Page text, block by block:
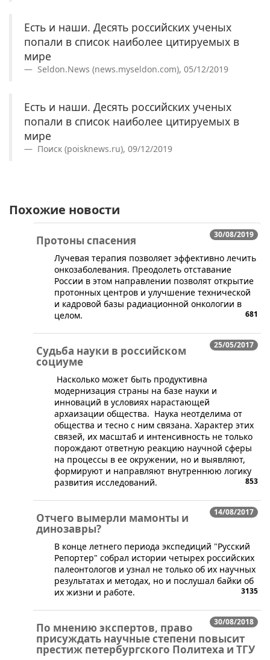
Есть и наши. Десять российских ученых
попали в список наиболее цитируемых в
мире
Seldon.News (news.myseldon.com), 05/12/2019
Есть и наши. Десять российских ученых
попали в список наиболее цитируемых в
мире
Поиск (poisknews.ru), 09/12/2019
Похожие новости
30/08/2019
Протоны спасения
​Лучевая терапия позволяет эффективно лечить
онкозаболевания. Преодолеть отставание
России в этом направлении позволят открытие
протонных центров и улучшение технической
и кадровой базы радиационной онкологии в
целом.
681
25/05/2017
Судьба науки в российском
социуме
Насколько может быть продуктивна
модернизация страны на базе науки и
инноваций в условиях нарастающей
архаизации общества. Наука неотделима от
общества и тесно с ним связана. Характер этих
связей, их масштаб и интенсивность не только
порождают ответную реакцию научной сферы
на процессы в ее окружении, но и выявляют,
формируют и направляют внутреннюю логику
развития исследований.
853
14/08/2017
Отчего вымерли мамонты и
динозавры?
В конце летнего периода экспедиций "Русский
Репортер" собрал истории четырех российских
палеонтологов и узнал не только об их научных
результатах и методах, но и послушал байки об
их жизни и работе.
3135
30/08/2018
По мнению экспертов, право
присуждать научные степени повысит
престиж петербургского Политеха и ТГУ